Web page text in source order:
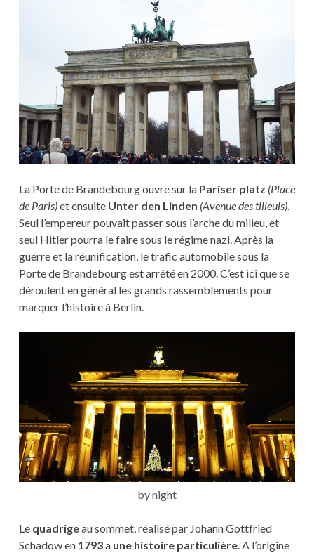
La Porte de Brandebourg ouvre sur la Pariser platz (Place
de Paris)et ensuite Unter den Linden (Avenue des tilleuls).
Seul l’empereur pouvait passer sous l’arche du milieu, et
seul Hitler pourra le faire sous le régime nazi. Après la
guerre et la réunification, le trafic automobile sous la
Porte de Brandebourg est arrêté en 2000. C’est ici que se
déroulent en général les grands rassemblements pour
marquer l’histoire à Berlin.
by night
Le quadrigeau sommet, réalisé par Johann Gottfried
Schadow en 1793a une histoire particulière. A l’origine